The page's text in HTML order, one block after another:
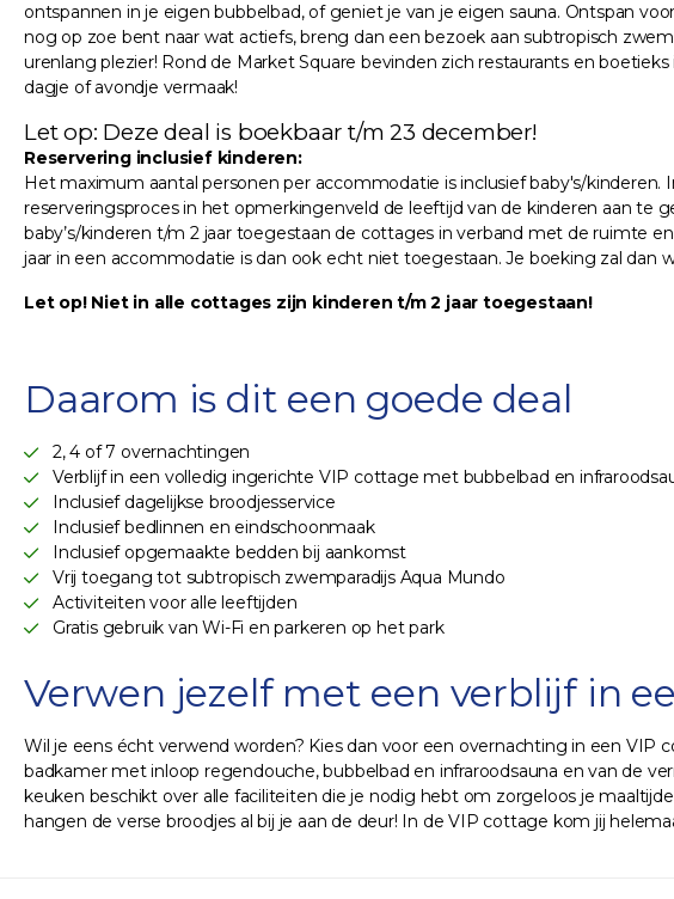
ontspannen in je eigen bubbelbad, of geniet je van je eigen sauna. Ontspan
nog op zoe bent naar wat actiefs, breng dan een bezoek aan subtropisch
urenlang plezier! Rond de Market Square bevinden zich restaurants en
dagje of avondje vermaak!
Let op: Deze deal is boekbaar t/m 23 december!
Reservering inclusief kinderen:
Het maximum aantal personen per accommodatie is inclusief baby's/
reserveringsproces in het opmerkingenveld de leeftijd van de kinderen aan
baby’s/kinderen t/m 2 jaar toegestaan de cottages in verband met de ruimte
jaar in een accommodatie is dan ook echt niet toegestaan. Je boeking zal dan
Let op! Niet in alle cottages zijn kinderen t/m 2 jaar toegestaan!
Daarom is dit een goede deal
2, 4 of 7 overnachtingen
Verblijf in een volledig ingerichte VIP cottage met bubbelbad en
Inclusief dagelijkse broodjesservice
Inclusief bedlinnen en eindschoonmaak
Inclusief opgemaakte bedden bij aankomst
Vrij toegang tot subtropisch zwemparadijs Aqua Mundo
Activiteiten voor alle leeftijden
Gratis gebruik van Wi-Fi en parkeren op het park
Verwen jezelf met een verblijf in
Wil je eens écht verwend worden? Kies dan voor een overnachting in een
badkamer met inloop regendouche, bubbelbad en infraroodsauna en van de
keuken beschikt over alle faciliteiten die je nodig hebt om zorgeloos je
hangen de verse broodjes al bij je aan de deur! In de VIP cottage kom jij